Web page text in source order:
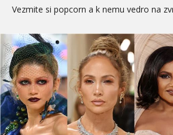
Vezmite si popcorn a k nemu vedro na